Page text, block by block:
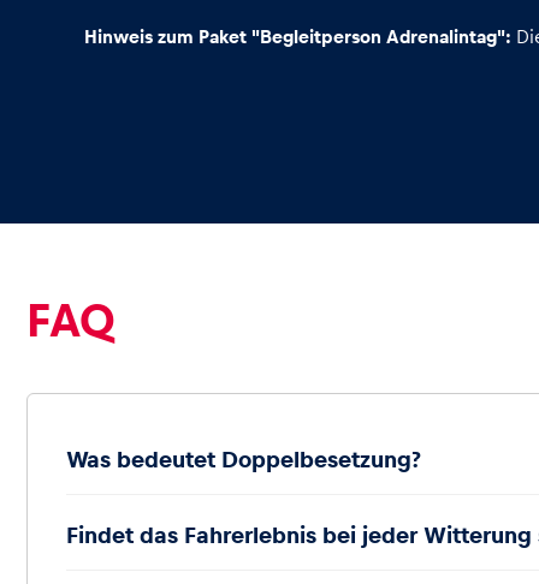
Hinweis zum Paket "Begleitperson Adrenalintag":
FAQ
Was bedeutet Doppelbesetzung?
Findet das Fahrerlebnis bei jeder Witterung